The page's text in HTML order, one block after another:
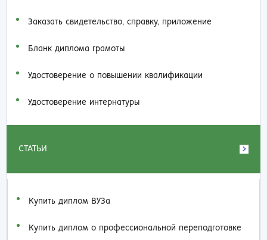
Заказать cвидетельство, справку, приложение
Бланк диплома грамоты
Удостоверение о повышении квалификации
Удостоверение интернатуры
СТАТЬИ
Купить диплом ВУЗа
Купить диплом о профессиональной переподготовке